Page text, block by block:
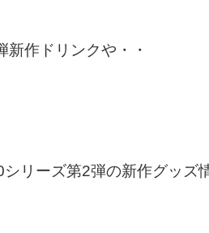
新作ドリンクや・・
リーズ第2弾の新作グッズ